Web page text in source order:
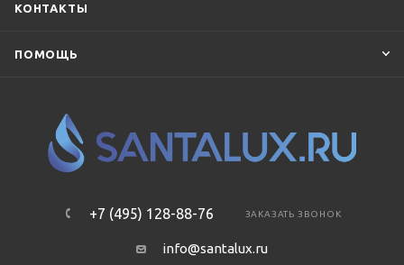
КОНТАКТЫ
ПОМОЩЬ
+7 (495) 128-88-76 ЗАКАЗАТЬ ЗВОНОК
info@santalux.ru